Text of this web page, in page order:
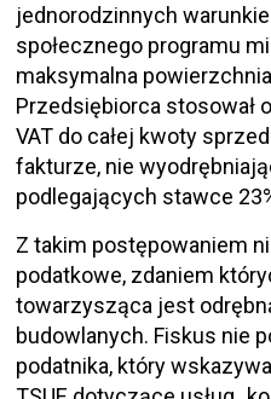
jednorodzinnych
społecznego programu
maksymalna
Przedsiębiorca stosował
VAT do całej kwoty
fakturze, nie
podlegających stawce
Z takim postępowaniem
podatkowe, zdaniem
towarzysząca jest
budowlanych. Fiskus nie
podatnika, który